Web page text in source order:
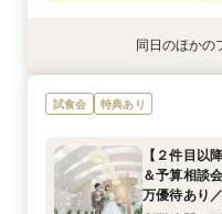
特典あり
8/26(水
【少人数で
アットホーム
11:00〜
15:00〜
特典あり
8/26(水
【料理重視
ブリアン×オ
所要時間：
11:00〜
8/26(水
【フォト婚
なんでも相
11:00〜
15:00〜
特典あり
8/26(水
【２件目以
＆予算相談
リアン×オ
会◆
所要時間：
11:00〜
衣装試着 特典あり
8/26(水
【40～70名
＆会場見学×
所要時間：
11:00〜
衣装試着 特典あり
8/26(水
【初めて見
典＆来館7万
所要時間：
11:00〜
特典あり
8/26(水
平日限定開
★【来館7万
＆貸切邸宅
所要時間：
11:00〜
同日のほかの
試食会 特典あり
【２件目以
＆予算相談
万優待あり